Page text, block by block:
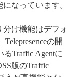
なっています。
け機能はデフォ
の開
るTraffic Agentに
版のTraffic